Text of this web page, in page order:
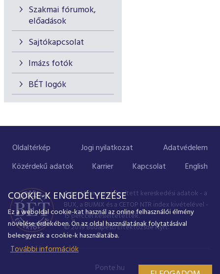
Szakmai fórumok,
előadások
Sajtókapcsolat
Imázs fotók
BÉT logók
Oldaltérkép Jogi nyilatkozat
Adatvédelem
Közérdekű adatok
Karrier Kapcsolat English
A portálon megjelenített kereskedési adatok - a
BUX, a BUMIX és a CETOP NTR index kivételével -
15 perccel késleltetettek.
© 2019 Budapesti Értéktőzsde Nyrt.
Ponte.hu
COOKIE-K ENGEDÉLYEZÉSE
Ez a weboldal cookie-kat használ az online felhasználói élmény
növelése érdekében. Ön az oldal használatának folytatásával
beleegyezik a cookie-k használatába.
További információk